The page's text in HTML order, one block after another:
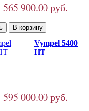
565 900.00 руб.
Vympel 5400
HT
595 000.00 руб.